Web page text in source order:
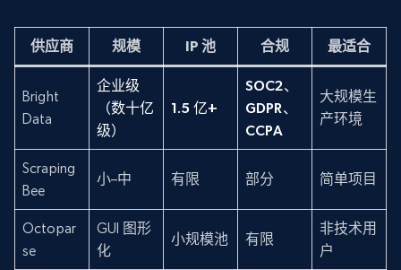
供应商 规模 IP 池 合规 最适合
Bright
Data
企业级
（数十亿
级）
1.5 亿+
SOC2、
GDPR、
CCPA
大规模生
产环境
Scraping
Bee
小–中 有限 部分 简单项目
Octopar
se
GUI 图形
化
小规模池 有限
非技术用
户